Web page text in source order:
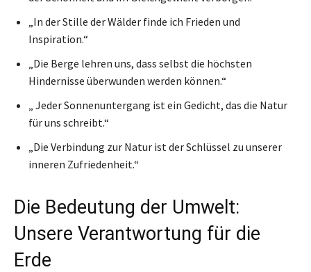
„In der Stille der Wälder finde ich Frieden und
Inspiration.“
„Die Berge lehren uns, dass selbst die höchsten
Hindernisse überwunden werden können.“
„ Jeder Sonnenuntergang ist ein Gedicht, das die Natur
für uns schreibt.“
„Die Verbindung zur Natur ist der Schlüssel zu unserer
inneren Zufriedenheit.“
Die Bedeutung der Umwelt:
Unsere Verantwortung für die
Erde